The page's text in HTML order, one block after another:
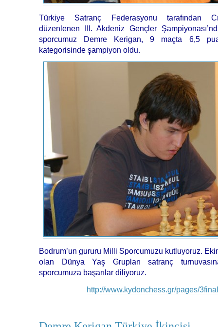
Türkiye Satranç Federasyonu tarafından
düzenlenen III. Akdeniz Gençler
sporcumuz Demre Kerigan, 9 maçta 6,5
kategorisinde şampiyon oldu.
Bodrum’un gururu Milli Sporcumuzu kutluyoruz.
olan Dünya Yaş Grupları satranç
sporcumuza başarılar diliyoruz.
http://www.kydonchess.gr/pages/